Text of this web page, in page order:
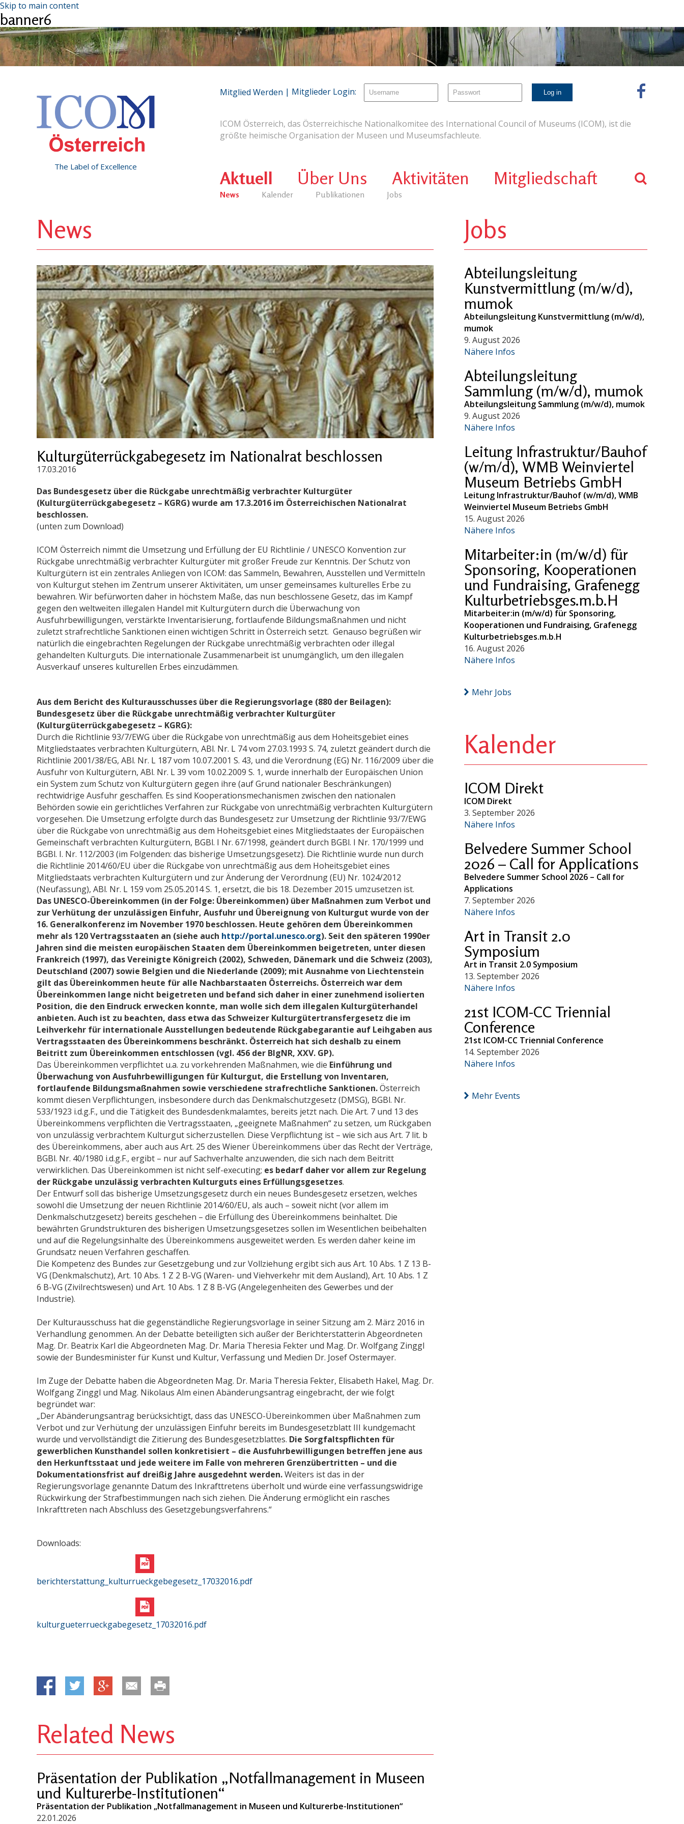
Skip to main content
banner6
The Label of Excellence
ICOM Österreich, das Österreichische Nationalkomitee des International Council of Museums (ICOM), ist die
größte heimische Organisation der Museen und Museumsfachleute.
Aktuell
News Kalender Publikationen Jobs
Über Uns Aktivitäten Mitgliedschaft
Mitglied Werden | Mitglieder Login:
News
Kulturgüterrückgabegesetz im Nationalrat beschlossen
17.03.2016
Das Bundesgesetz über die Rückgabe unrechtmäßig verbrachter Kulturgüter
(Kulturgüterrückgabegesetz – KGRG) wurde am 17.3.2016 im Österreichischen Nationalrat
beschlossen.
(unten zum Download)
ICOM Österreich nimmt die Umsetzung und Erfüllung der EU Richtlinie / UNESCO Konvention zur
Rückgabe unrechtmäßig verbrachter Kulturgüter mit großer Freude zur Kenntnis. Der Schutz von
Kulturgütern ist ein zentrales Anliegen von ICOM: das Sammeln, Bewahren, Ausstellen und Vermitteln
von Kulturgut stehen im Zentrum unserer Aktivitäten, um unser gemeinsames kulturelles Erbe zu
bewahren. Wir befürworten daher in höchstem Maße, das nun beschlossene Gesetz, das im Kampf
gegen den weltweiten illegalen Handel mit Kulturgütern durch die Überwachung von
Ausfuhrbewilligungen, verstärkte Inventarisierung, fortlaufende Bildungsmaßnahmen und nicht
zuletzt strafrechtliche Sanktionen einen wichtigen Schritt in Österreich setzt. Genauso begrüßen wir
natürlich die eingebrachten Regelungen der Rückgabe unrechtmäßig verbrachten oder illegal
gehandelten Kulturguts. Die internationale Zusammenarbeit ist unumgänglich, um den illegalen
Ausverkauf unseres kulturellen Erbes einzudämmen.
Aus dem Bericht des Kulturausschusses über die Regierungsvorlage (880 der Beilagen):
Bundesgesetz über die Rückgabe unrechtmäßig verbrachter Kulturgüter
(Kulturgüterrückgabegesetz – KGRG):
Durch die Richtlinie 93/7/EWG über die Rückgabe von unrechtmäßig aus dem Hoheitsgebiet eines
Mitgliedstaates verbrachten Kulturgütern, ABl. Nr. L 74 vom 27.03.1993 S. 74, zuletzt geändert durch die
Richtlinie 2001/38/EG, ABl. Nr. L 187 vom 10.07.2001 S. 43, und die Verordnung (EG) Nr. 116/2009 über die
Ausfuhr von Kulturgütern, ABl. Nr. L 39 vom 10.02.2009 S. 1, wurde innerhalb der Europäischen Union
ein System zum Schutz von Kulturgütern gegen ihre (auf Grund nationaler Beschränkungen)
rechtwidrige Ausfuhr geschaffen. Es sind Kooperationsmechanismen zwischen den nationalen
Behörden sowie ein gerichtliches Verfahren zur Rückgabe von unrechtmäßig verbrachten Kulturgütern
vorgesehen. Die Umsetzung erfolgte durch das Bundesgesetz zur Umsetzung der Richtlinie 93/7/EWG
über die Rückgabe von unrechtmäßig aus dem Hoheitsgebiet eines Mitgliedstaates der Europäischen
Gemeinschaft verbrachten Kulturgütern, BGBl. I Nr. 67/1998, geändert durch BGBl. I Nr. 170/1999 und
BGBl. I. Nr. 112/2003 (im Folgenden: das bisherige Umsetzungsgesetz). Die Richtlinie wurde nun durch
die Richtlinie 2014/60/EU über die Rückgabe von unrechtmäßig aus dem Hoheitsgebiet eines
Mitgliedstaats verbrachten Kulturgütern und zur Änderung der Verordnung (EU) Nr. 1024/2012
(Neufassung), ABl. Nr. L 159 vom 25.05.2014 S. 1, ersetzt, die bis 18. Dezember 2015 umzusetzen ist.
Das UNESCO-Übereinkommen (in der Folge: Übereinkommen) über Maßnahmen zum Verbot und
zur Verhütung der unzulässigen Einfuhr, Ausfuhr und Übereignung von Kulturgut wurde von der
16. Generalkonferenz im November 1970 beschlossen. Heute gehören dem Übereinkommen
mehr als 120 Vertragsstaaten an (siehe auch http://portal.unesco.org). Seit den späteren 1990er
Jahren sind die meisten europäischen Staaten dem Übereinkommen beigetreten, unter diesen
Frankreich (1997), das Vereinigte Königreich (2002), Schweden, Dänemark und die Schweiz (2003),
Deutschland (2007) sowie Belgien und die Niederlande (2009); mit Ausnahme von Liechtenstein
gilt das Übereinkommen heute für alle Nachbarstaaten Österreichs. Österreich war dem
Übereinkommen lange nicht beigetreten und befand sich daher in einer zunehmend isolierten
Position, die den Eindruck erwecken konnte, man wolle sich dem illegalen Kulturgüterhandel
anbieten. Auch ist zu beachten, dass etwa das Schweizer Kulturgütertransfergesetz die im
Leihverkehr für internationale Ausstellungen bedeutende Rückgabegarantie auf Leihgaben aus
Vertragsstaaten des Übereinkommens beschränkt. Österreich hat sich deshalb zu einem
Beitritt zum Übereinkommen entschlossen (vgl. 456 der BlgNR, XXV. GP).
Das Übereinkommen verpflichtet u.a. zu vorkehrenden Maßnahmen, wie die Einführung und
Überwachung von Ausfuhrbewilligungen für Kulturgut, die Erstellung von Inventaren,
fortlaufende Bildungsmaßnahmen sowie verschiedene strafrechtliche Sanktionen.Österreich
kommt diesen Verpflichtungen, insbesondere durch das Denkmalschutzgesetz (DMSG), BGBl. Nr.
533/1923 i.d.g.F., und die Tätigkeit des Bundesdenkmalamtes, bereits jetzt nach. Die Art. 7 und 13 des
Übereinkommens verpflichten die Vertragsstaaten, „geeignete Maßnahmen“ zu setzen, um Rückgaben
von unzulässig verbrachtem Kulturgut sicherzustellen. Diese Verpflichtung ist – wie sich aus Art. 7 lit. b
des Übereinkommens, aber auch aus Art. 25 des Wiener Übereinkommens über das Recht der Verträge,
BGBl. Nr. 40/1980 i.d.g.F., ergibt – nur auf Sachverhalte anzuwenden, die sich nach dem Beitritt
verwirklichen. Das Übereinkommen ist nicht self-executing; es bedarf daher vor allem zur Regelung
der Rückgabe unzulässig verbrachten Kulturguts eines Erfüllungsgesetzes.
Der Entwurf soll das bisherige Umsetzungsgesetz durch ein neues Bundesgesetz ersetzen, welches
sowohl die Umsetzung der neuen Richtlinie 2014/60/EU, als auch – soweit nicht (vor allem im
Denkmalschutzgesetz) bereits geschehen – die Erfüllung des Übereinkommens beinhaltet. Die
bewährten Grundstrukturen des bisherigen Umsetzungsgesetzes sollen im Wesentlichen beibehalten
und auf die Regelungsinhalte des Übereinkommens ausgeweitet werden. Es werden daher keine im
Grundsatz neuen Verfahren geschaffen.
Die Kompetenz des Bundes zur Gesetzgebung und zur Vollziehung ergibt sich aus Art. 10 Abs. 1 Z 13 B-
VG (Denkmalschutz), Art. 10 Abs. 1 Z 2 B-VG (Waren- und Viehverkehr mit dem Ausland), Art. 10 Abs. 1 Z
6 B-VG (Zivilrechtswesen) und Art. 10 Abs. 1 Z 8 B-VG (Angelegenheiten des Gewerbes und der
Industrie).
Der Kulturausschuss hat die gegenständliche Regierungsvorlage in seiner Sitzung am 2. März 2016 in
Verhandlung genommen. An der Debatte beteiligten sich außer der Berichterstatterin Abgeordneten
Mag. Dr. Beatrix Karl die Abgeordneten Mag. Dr. Maria Theresia Fekter und Mag. Dr. Wolfgang Zinggl
sowie der Bundesminister für Kunst und Kultur, Verfassung und Medien Dr. Josef Ostermayer.
Im Zuge der Debatte haben die Abgeordneten Mag. Dr. Maria Theresia Fekter, Elisabeth Hakel, Mag. Dr.
Wolfgang Zinggl und Mag. Nikolaus Alm einen Abänderungsantrag eingebracht, der wie folgt
begründet war:
„Der Abänderungsantrag berücksichtigt, dass das UNESCO-Übereinkommen über Maßnahmen zum
Verbot und zur Verhütung der unzulässigen Einfuhr bereits im Bundesgesetzblatt III kundgemacht
wurde und vervollständigt die Zitierung des Bundesgesetzblattes. Die Sorgfaltspflichten für
gewerblichen Kunsthandel sollen konkretisiert – die Ausfuhrbewilligungen betreffen jene aus
den Herkunftsstaat und jede weitere im Falle von mehreren Grenzübertritten – und die
Dokumentationsfrist auf dreißig Jahre ausgedehnt werden.Weiters ist das in der
Regierungsvorlage genannte Datum des Inkrafttretens überholt und würde eine verfassungswidrige
Rückwirkung der Strafbestimmungen nach sich ziehen. Die Änderung ermöglicht ein rasches
Inkrafttreten nach Abschluss des Gesetzgebungsverfahrens.“
Downloads:
berichterstattung_kulturrueckgebegesetz_17032016.pdf
kulturgueterrueckgabegesetz_17032016.pdf
Related News
Präsentation der Publikation „Notfallmanagement in Museen
und Kulturerbe-Institutionen“
Präsentation der Publikation „Notfallmanagement in Museen und Kulturerbe-Institutionen“
22.01.2026
Jobs
Abteilungsleitung
Kunstvermittlung (m/w/d),
mumok
Abteilungsleitung Kunstvermittlung (m/w/d),
mumok
9. August 2026
Nähere Infos
Abteilungsleitung
Sammlung (m/w/d), mumok
Abteilungsleitung Sammlung (m/w/d), mumok
9. August 2026
Nähere Infos
Leitung Infrastruktur/Bauhof
(w/m/d), WMB Weinviertel
Museum Betriebs GmbH
Leitung Infrastruktur/Bauhof (w/m/d), WMB
Weinviertel Museum Betriebs GmbH
15. August 2026
Nähere Infos
Mitarbeiter:in (m/w/d) für
Sponsoring, Kooperationen
und Fundraising, Grafenegg
Kulturbetriebsges.m.b.H
Mitarbeiter:in (m/w/d) für Sponsoring,
Kooperationen und Fundraising, Grafenegg
Kulturbetriebsges.m.b.H
16. August 2026
Nähere Infos
Mehr Jobs
Kalender
ICOM Direkt
ICOM Direkt
3. September 2026
Nähere Infos
Belvedere Summer School
2026 – Call for Applications
Belvedere Summer School 2026 – Call for
Applications
7. September 2026
Nähere Infos
Art in Transit 2.0
Symposium
Art in Transit 2.0 Symposium
13. September 2026
Nähere Infos
21st ICOM-CC Triennial
Conference
21st ICOM-CC Triennial Conference
14. September 2026
Nähere Infos
Mehr Events